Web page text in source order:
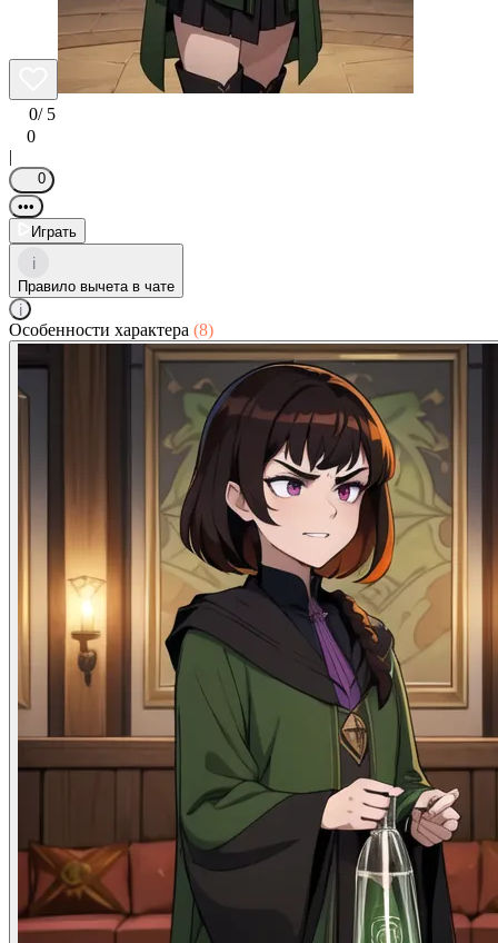
0/ 5
0
|
0
•••
Играть
i
Правило вычета в чате
i
Особенности характера (8)